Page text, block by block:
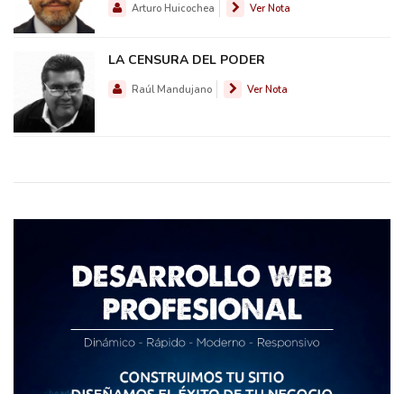
Arturo Huicochea Ver Nota
LA CENSURA DEL PODER
Raúl Mandujano Ver Nota